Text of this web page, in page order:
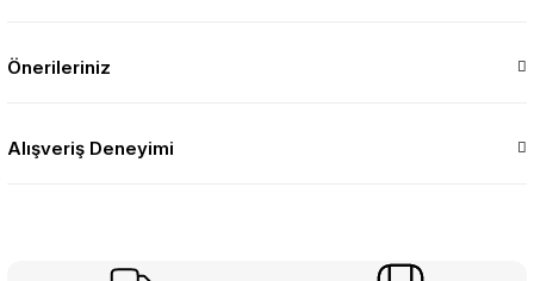
Önerileriniz
Alışveriş Deneyimi